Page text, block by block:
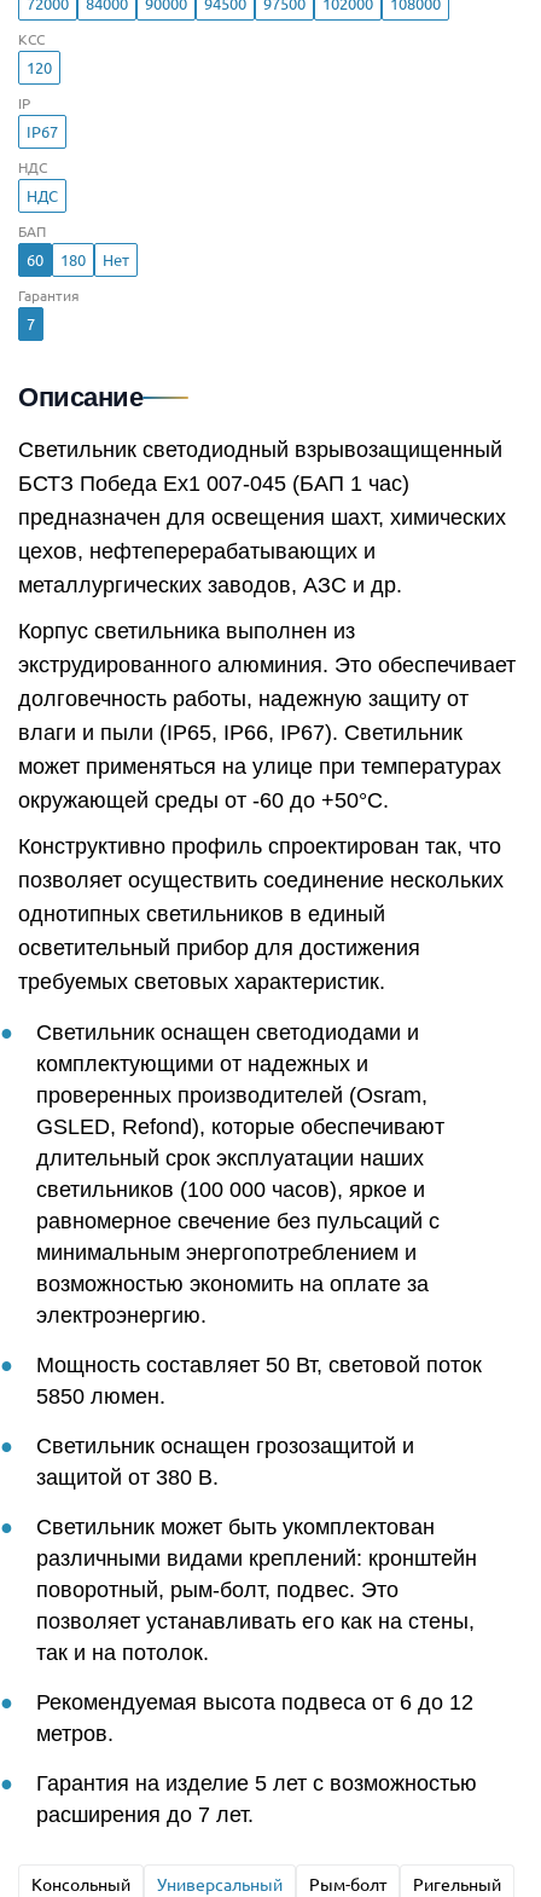
КСС
120
IP
IP67
НДС
НДС
БАП
60 180 Нет
Гарантия
7
Описание
Светильник светодиодный взрывозащищенный
БСТЗ Победа Ex1 007-045 (БАП 1 час)
предназначен для освещения шахт, химических
цехов, нефтеперерабатывающих и
металлургических заводов, АЗС и др.
Корпус светильника выполнен из
экструдированного алюминия. Это обеспечивает
долговечность работы, надежную защиту от
влаги и пыли (IP65, IP66, IP67). Светильник
может применяться на улице при температурах
окружающей среды от -60 до +50°C.
Конструктивно профиль спроектирован так, что
позволяет осуществить соединение нескольких
однотипных светильников в единый
осветительный прибор для достижения
требуемых световых характеристик.
Светильник оснащен светодиодами и
комплектующими от надежных и
проверенных производителей (Osram,
GSLED, Refond), которые обеспечивают
длительный срок эксплуатации наших
светильников (100 000 часов), яркое и
равномерное свечение без пульсаций с
минимальным энергопотреблением и
возможностью экономить на оплате за
электроэнергию.
Мощность составляет 50 Вт, световой поток
5850 люмен.
Светильник оснащен грозозащитой и
защитой от 380 В.
Светильник может быть укомплектован
различными видами креплений: кронштейн
поворотный, рым-болт, подвес. Это
позволяет устанавливать его как на стены,
так и на потолок.
Рекомендуемая высота подвеса от 6 до 12
метров.
Гарантия на изделие 5 лет с возможностью
расширения до 7 лет.
Консольный Универсальный Рым-болт Ригельный